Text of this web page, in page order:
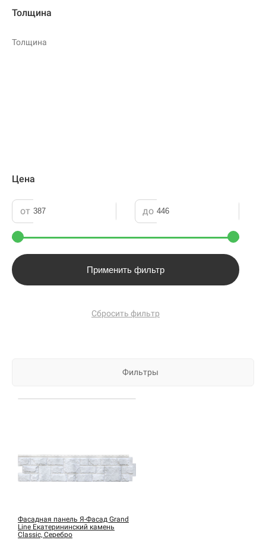
Толщина
Толщина
Цена
от до
Применить фильтр
Сбросить фильтр
Фильтры
Фасадная панель Я-Фасад Grand
Line Екатерининский камень
Classic, Серебро